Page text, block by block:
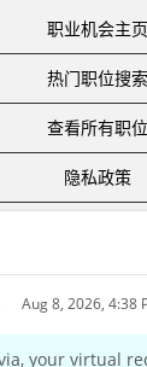
职业机会主页
热门职位搜索
查看所有职位
隐私政策
版权声明